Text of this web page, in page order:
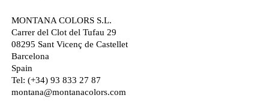
MONTANA COLORS S.L.
Carrer del Clot del Tufau 29
08295 Sant Vicenç de Castellet
Barcelona
Spain
Tel: (+34) 93 833 27 87
montana@montanacolors.com